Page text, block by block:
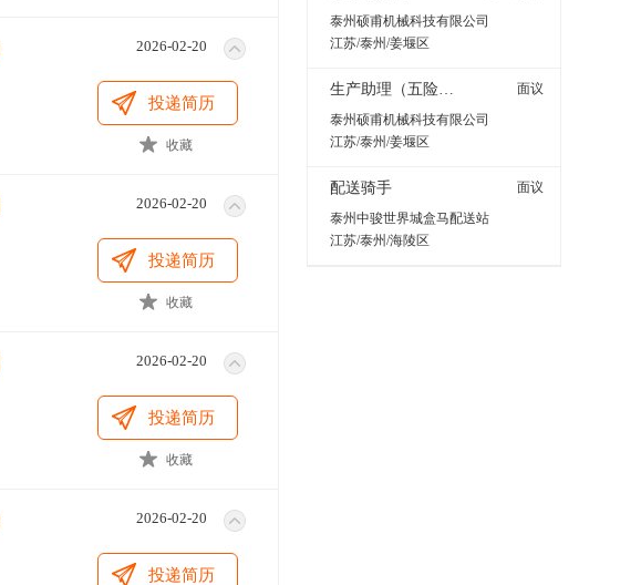
2026-02-20
投递简历
收藏
2026-02-20
投递简历
收藏
2026-02-20
投递简历
收藏
2026-02-20
投递简历
泰州硕甫机械科技有限公司
江苏/泰州/姜堰区
生产助理（五险，白班）
面议
泰州硕甫机械科技有限公司
江苏/泰州/姜堰区
配送骑手
面议
泰州中骏世界城盒马配送站
江苏/泰州/海陵区